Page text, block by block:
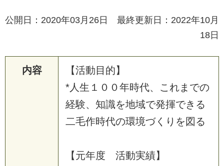
公開日：2020年03月26日 最終更新日：2022年10月
18日
内容 【活動 目 的】
*人生 １ ０ ０年時代、 こ れま での
経験、 知識を地域で発揮でき る
二毛作時代の環境づく り を 図 る
【元年度 活動実績】